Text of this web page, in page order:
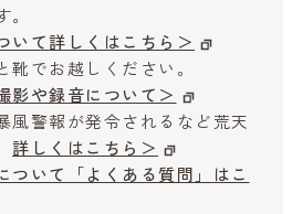
。
いて詳しくはこちら＞
靴でお越しください。
影や録音について＞
風警報が発令されるなど荒天
詳しくはこちら＞
ついて「よくある質問」はこ